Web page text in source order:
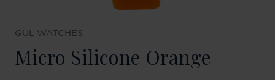
GUL WATCHES
Micro Silicone Orange